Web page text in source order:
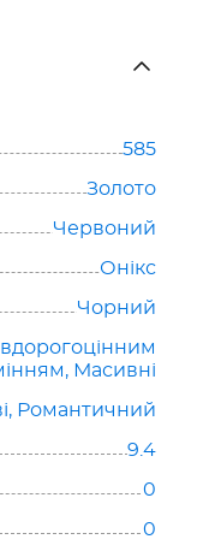
585
Золото
Червоний
Онікс
Чорний
, Масивні
, Романтичний
9.4
0
0